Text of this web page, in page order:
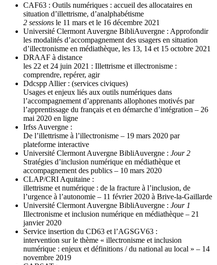
CAF63 : Outils numériques : accueil des allocataires en
situation d’illettrisme, d’analphabétisme
2 sessions le 11 mars et le 16 décembre 2021
Université Clermont Auvergne BibliAuvergne : Approfondir
les modalités d’accompagnement des usagers en situation
d’illectronisme en médiathèque, les 13, 14 et 15 octobre 2021
DRAAF à distance
les 22 et 24 juin 2021 : Illettrisme et illectronisme :
comprendre, repérer, agir
Ddcspp Allier : (services civiques)
Usages et enjeux liés aux outils numériques dans
l’accompagnement d’apprenants allophones motivés par
l’apprentissage du français et en démarche d’intégration – 26
mai 2020 en ligne
Irfss Auvergne :
De l’illettrisme à l’illectronisme – 19 mars 2020 par
plateforme interactive
Université Clermont Auvergne BibliAuvergne : Jour 2
Stratégies d’inclusion numérique en médiathèque et
accompagnement des publics – 10 mars 2020
CLAP/CRI Aquitaine :
illettrisme et numérique : de la fracture à l’inclusion, de
l’urgence à l’autonomie – 11 février 2020 à Brive-la-Gaillarde
Université Clermont Auvergne BibliAuvergne : Jour 1
Illectronisme et inclusion numérique en médiathèque – 21
janvier 2020
Service insertion du CD63 et l’AGSGV63 :
intervention sur le thème « illectronisme et inclusion
numérique : enjeux et définitions / du national au local » – 14
novembre 2019